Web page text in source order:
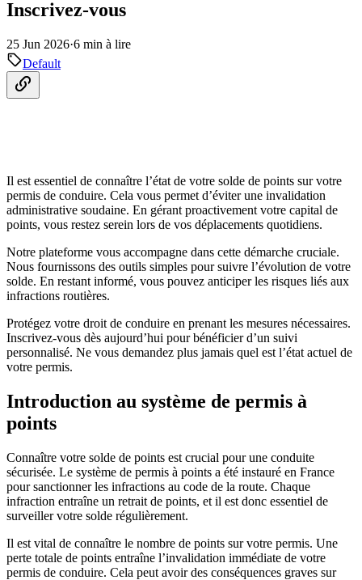
Inscrivez-vous
25 Jun 2026·6 min à lire
Default
Il est essentiel de connaître l’état de votre solde de points sur votre
permis de conduire. Cela vous permet d’éviter une invalidation
administrative soudaine. En gérant proactivement votre capital de
points, vous restez serein lors de vos déplacements quotidiens.
Notre plateforme vous accompagne dans cette démarche cruciale.
Nous fournissons des outils simples pour suivre l’évolution de votre
solde. En restant informé, vous pouvez anticiper les risques liés aux
infractions routières.
Protégez votre droit de conduire en prenant les mesures nécessaires.
Inscrivez-vous dès aujourd’hui pour bénéficier d’un suivi
personnalisé. Ne vous demandez plus jamais quel est l’état actuel de
votre permis.
Introduction au système de permis à
points
Connaître votre solde de points est crucial pour une conduite
sécurisée. Le système de permis à points a été instauré en France
pour sanctionner les infractions au code de la route. Chaque
infraction entraîne un retrait de points, et il est donc essentiel de
surveiller votre solde régulièrement.
Il est vital de connaître le nombre de points sur votre permis. Une
perte totale de points entraîne l’invalidation immédiate de votre
permis de conduire. Cela peut avoir des conséquences graves sur